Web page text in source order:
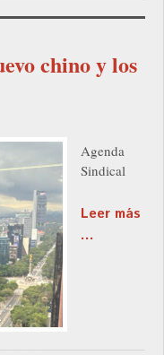
chino y los
Agenda
Sindical
Leer más
...